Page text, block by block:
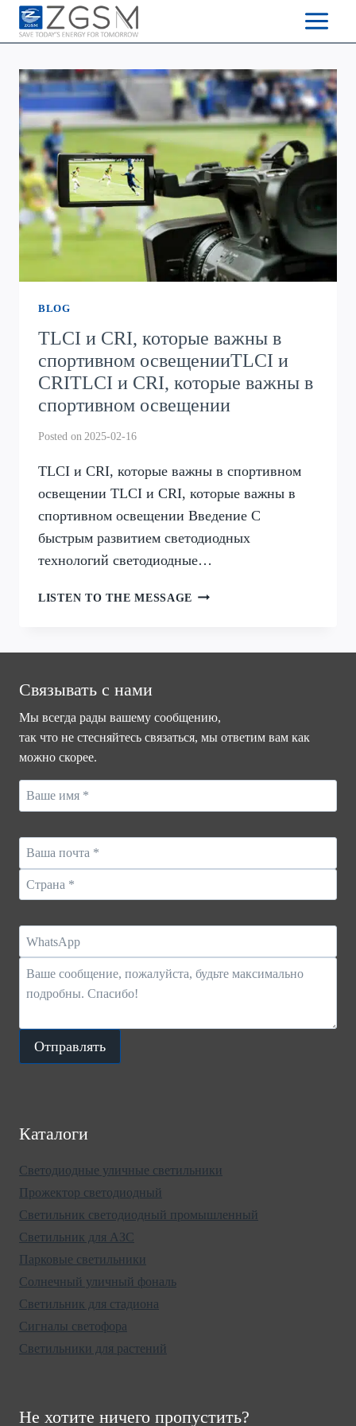
Skip
BLOG
TLCI и CRI, которые важны в
спортивном освещенииTLCI и
CRITLCI и CRI, которые важны в
спортивном освещении
Posted on 2025-02-16
TLCI и CRI, которые важны в спортивном
освещении TLCI и CRI, которые важны в
спортивном освещении Введение С
быстрым развитием светодиодных
технологий светодиодные…
LISTEN TO THE MESSAGE TLCI
ОСВЕЩЕНИИTLCI
И
КОТОРЫЕ
СПОРТИВНОМ
Связывать с нами
Мы всегда рады вашему сообщению,
так что не стесняйтесь связаться, мы ответим вам как
можно скорее.
Отправлять
Каталоги
Светодиодные уличные светильники
Прожектор светодиодный
Светильник светодиодный промышленный
Светильник для АЗС
Парковые светильники
Солнечный уличный фональ
Светильник для стадиона
Сигналы светофора
Светильники для растений
Не хотите ничего пропустить?